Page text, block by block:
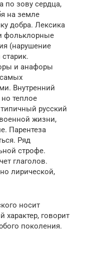
по зову сердца,
на земле
добра. Лексика
фольклорные
(нарушение
и анафоры
Внутренний
теплое
русский
жизни,
Парентеза
Ряд
строфе.
глаголов.
лирической,
носит
говорит
поколения.